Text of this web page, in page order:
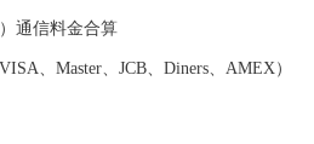
通信料金合算
、Master、JCB、Diners、AMEX）